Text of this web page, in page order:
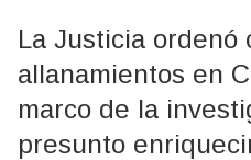
La Justicia ordenó
allanamientos en
marco de la
presunto